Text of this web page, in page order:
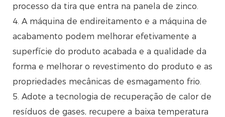
processo da tira que entra na panela de zinco.
4. A máquina de endireitamento e a máquina de
acabamento podem melhorar efetivamente a
superfície do produto acabada e a qualidade da
forma e melhorar o revestimento do produto e as
propriedades mecânicas de esmagamento frio.
5. Adote a tecnologia de recuperação de calor de
resíduos de gases, recupere a baixa temperatura